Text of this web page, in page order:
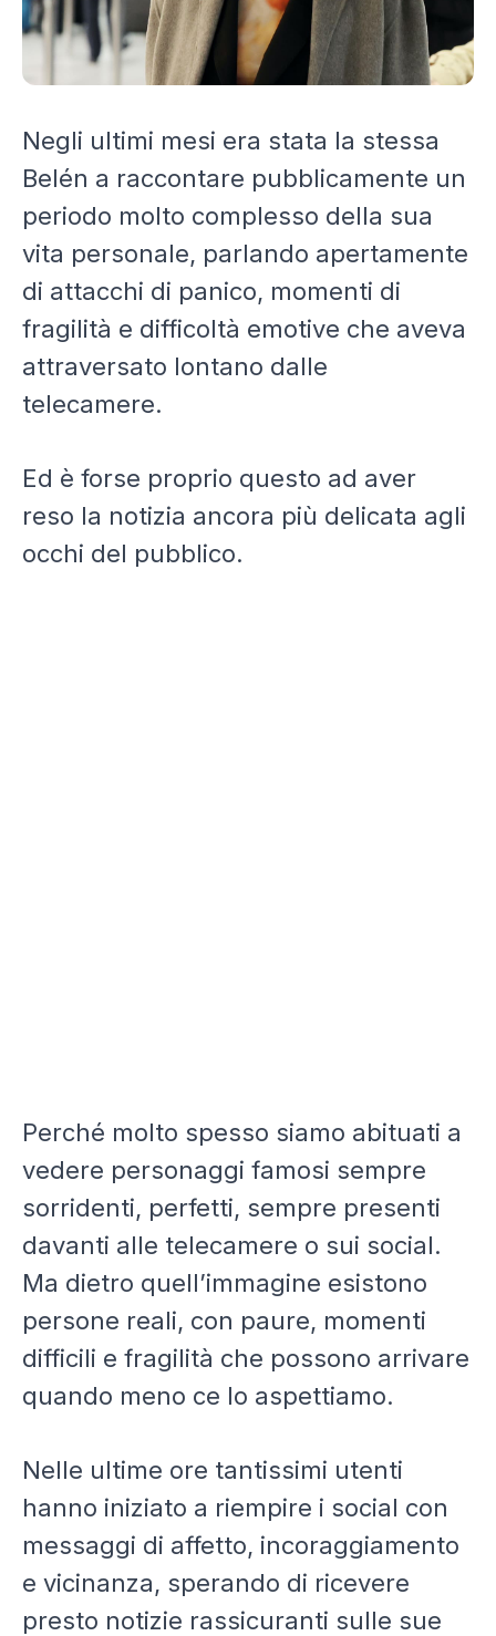
Negli ultimi mesi era stata la stessa
Belén a raccontare pubblicamente un
periodo molto complesso della sua
vita personale, parlando apertamente
di attacchi di panico, momenti di
fragilità e difficoltà emotive che aveva
attraversato lontano dalle
telecamere.
Ed è forse proprio questo ad aver
reso la notizia ancora più delicata agli
occhi del pubblico.
Perché molto spesso siamo abituati a
vedere personaggi famosi sempre
sorridenti, perfetti, sempre presenti
davanti alle telecamere o sui social.
Ma dietro quell’immagine esistono
persone reali, con paure, momenti
difficili e fragilità che possono arrivare
quando meno ce lo aspettiamo.
Nelle ultime ore tantissimi utenti
hanno iniziato a riempire i social con
messaggi di affetto, incoraggiamento
e vicinanza, sperando di ricevere
presto notizie rassicuranti sulle sue